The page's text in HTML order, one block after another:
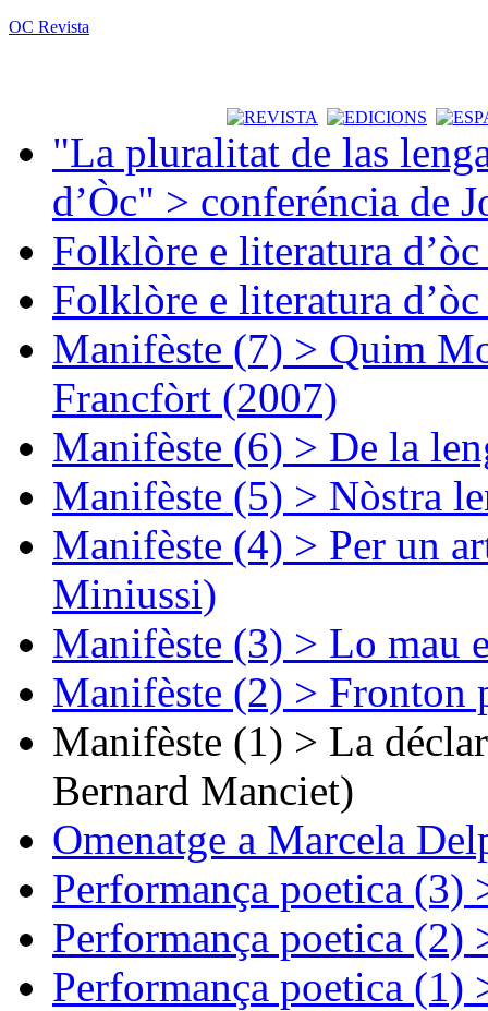
OC Revista
"La pluralitat de las
d’Òc" > conferéncia de
Folklòre e literatura
Folklòre e literatura
Manifèste (7) > Quim
Francfòrt (2007)
Manifèste (6) > De la
Manifèste (5) > Nòstra
Manifèste (4) > Per un
Miniussi)
Manifèste (3) > Lo mau
Manifèste (2) > Fronton
Manifèste (1) > La
Bernard Manciet)
Omenatge a Marcela
Performança poetica (3)
Performança poetica (2)
Performança poetica (1)